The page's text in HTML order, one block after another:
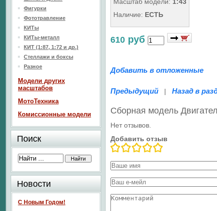
Наличие: ЕСТЬ
610 руб
Добавить в отложенные
Предыдущий | Назад в
Сборная модель
Нет отзывов.
Добавить отзыв
Фигурки
Фототравление
КИТы
КИТы-металл
КИТ (1:87, 1:72 и др.)
Стеллажи и боксы
Разное
Модели других
масштабов
МотоТехника
Комиссионные модели
Поиск
Новости
С Новым Годом!